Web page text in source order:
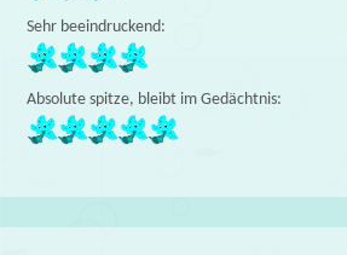
Sehr beeindruckend:
Absolute spitze, bleibt im Gedächtnis: